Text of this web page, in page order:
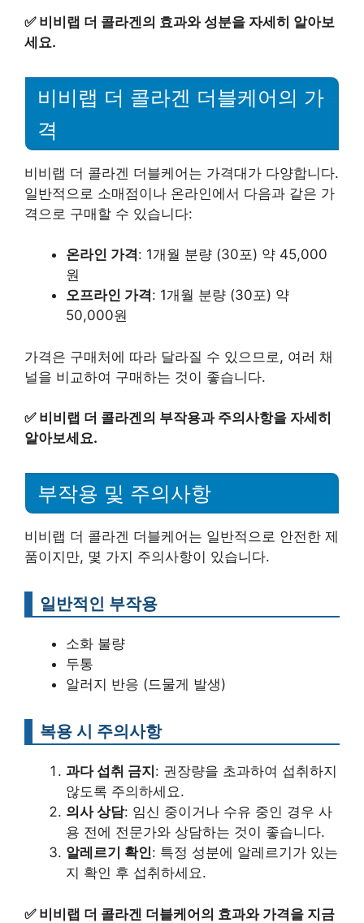
✅ 비비랩 더 콜라겐의 효과와 성분을 자세히 알아보
세요.
비비랩 더 콜라겐 더블케어의 가
격
비비랩 더 콜라겐 더블케어는 가격대가 다양합니다.
일반적으로 소매점이나 온라인에서 다음과 같은 가
격으로 구매할 수 있습니다:
온라인 가격: 1개월 분량 (30포) 약 45,000
원
오프라인 가격: 1개월 분량 (30포) 약
50,000원
가격은 구매처에 따라 달라질 수 있으므로, 여러 채
널을 비교하여 구매하는 것이 좋습니다.
✅ 비비랩 더 콜라겐의 부작용과 주의사항을 자세히
알아보세요.
부작용 및 주의사항
비비랩 더 콜라겐 더블케어는 일반적으로 안전한 제
품이지만, 몇 가지 주의사항이 있습니다.
일반적인 부작용
소화 불량
두통
알러지 반응 (드물게 발생)
복용 시 주의사항
과다 섭취 금지 : 권장량을 초과하여 섭취하지
않도록 주의하세요.
의사 상담: 임신 중이거나 수유 중인 경우 사
용 전에 전문가와 상담하는 것이 좋습니다.
알레르기 확인: 특정 성분에 알레르기가 있는
지 확인 후 섭취하세요.
✅ 비비랩 더 콜라겐 더블케어의 효과와 가격을 지금